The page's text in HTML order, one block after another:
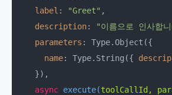
label : "Greet" ,
description: "이름으로 인사합
parameters : Type.Object({
name: Type.String({
    }),
async execute(toolCallId,